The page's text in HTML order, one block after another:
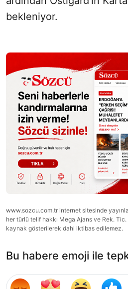
bekleniyor.
www.sozcu.com.tr internet sitesinde
her türlü telif hakkı Mega Ajans ve Rek. Tic.
kaynak gösterilerek dahi iktibas edilemez.
Bu habere emoji ile